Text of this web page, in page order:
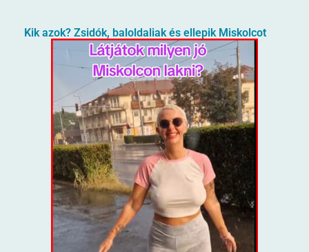
Kik azok? Zsidók, baloldaliak és ellepik Miskolcot